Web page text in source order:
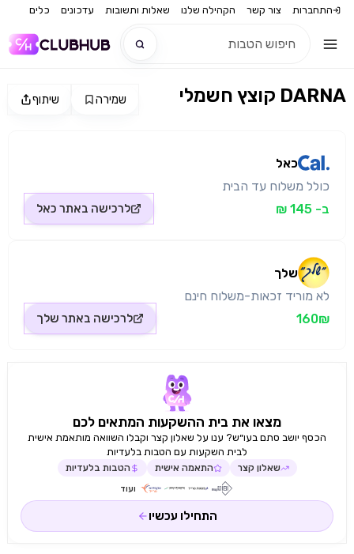
התחברות צור קשר הקהילה שלנו שאלות ותשובות עדכונים כלים
שיתוף שמירה קוצץ חשמלי DARNA
כאל
כולל משלוח עד הבית
ב- 145 ₪
לרכישה באתר כאל
שלך
לא מוריד זכאות-משלוח חינם
160₪
לרכישה באתר שלך
מצאו את בית ההשקעות המתאים לכם
הכסף יושב סתם בעו״ש? ענו על שאלון קצר וקבלו השוואה מותאמת אישית
לבית השקעות עם הטבות בלעדיות
שאלון קצר התאמה אישית הטבות בלעדיות
ועוד
התחילו עכשיו